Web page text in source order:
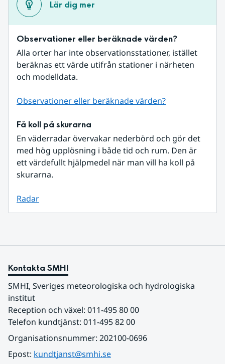
Lär dig mer
Observationer eller beräknade värden?
Alla orter har inte observationsstationer, istället
beräknas ett värde utifrån stationer i närheten
och modelldata.
Observationer eller beräknade värden?
Få koll på skurarna
En väderradar övervakar nederbörd och gör det
med hög upplösning i både tid och rum. Den är
ett värdefullt hjälpmedel när man vill ha koll på
skurarna.
Radar
Kontakta SMHI
SMHI, Sveriges meteorologiska och hydrologiska
institut
Reception och växel: 011-495 80 00
Telefon kundtjänst: 011-495 82 00
Organisationsnummer: 202100-0696
Epost: kundtjanst@smhi.se